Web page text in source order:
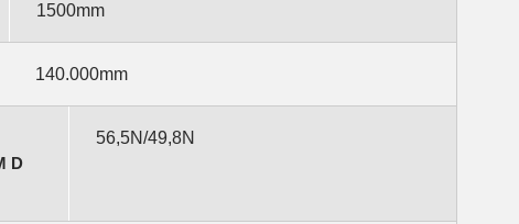
1500mm
140.000mm
D
56,5N/49,8N